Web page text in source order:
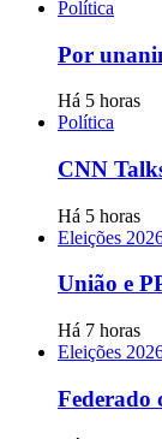
Política
Por
Há 5 horas
Política
CNN
Há 5 horas
Eleições
União e
Há 7 horas
Eleições
Federado